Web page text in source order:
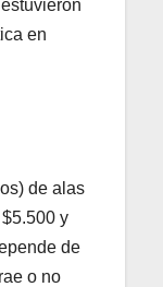
en
de alas
y
de
o no